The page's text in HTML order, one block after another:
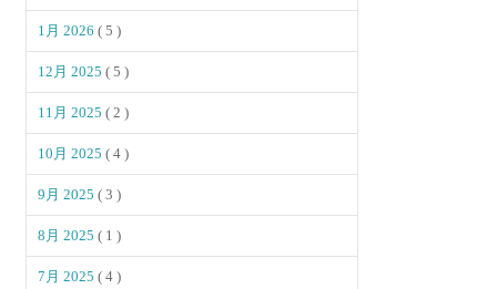
1月 2026( 5 )
12月 2025( 5 )
11月 2025( 2 )
10月 2025( 4 )
9月 2025( 3 )
8月 2025( 1 )
7月 2025( 4 )